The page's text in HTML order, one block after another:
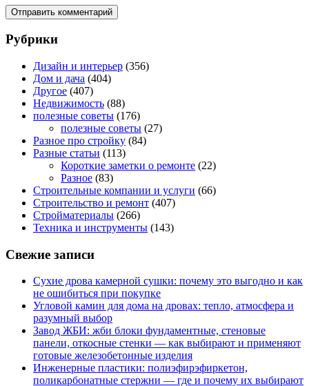
Рубрики
Дизайн и интерьер (356)
Дом и дача (404)
Другое (407)
Недвижимость (88)
полезные советы (176)
полезные советы (27)
Разное про стройку (84)
Разные статьи (113)
Короткие заметки о ремонте (22)
Разное (83)
Строительные компании и услуги (66)
Строительство и ремонт (407)
Стройматериалы (266)
Техника и инструменты (143)
Свежие записи
Сухие дрова камерной сушки: почему это выгодно и как
не ошибиться при покупке
Угловой камин для дома на дровах: тепло, атмосфера и
разумный выбор
Завод ЖБИ: жби блоки фундаментные, стеновые
панели, откосные стенки — как выбирают и применяют
готовые железобетонные изделия
Инженерные пластики: полиэфирэфиркетон,
поликарбонатные стержни — где и почему их выбирают